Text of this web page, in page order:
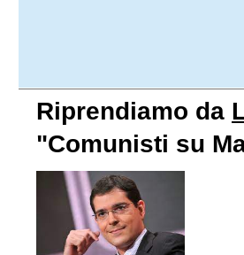
Riprendiamo da
"Comunisti su